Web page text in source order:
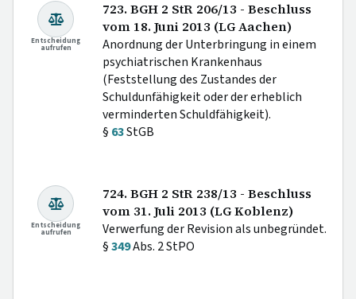
Entscheidung
aufrufen
723. BGH 2 StR 206/13 - Beschluss
vom 18. Juni 2013 (LG Aachen)
Anordnung der Unterbringung in einem
psychiatrischen Krankenhaus
(Feststellung des Zustandes der
Schuldunfähigkeit oder der erheblich
verminderten Schuldfähigkeit).
§ 63StGB
Entscheidung
aufrufen
724. BGH 2 StR 238/13 - Beschluss
vom 31. Juli 2013 (LG Koblenz)
Verwerfung der Revision als unbegründet.
§349Abs. 2 StPO